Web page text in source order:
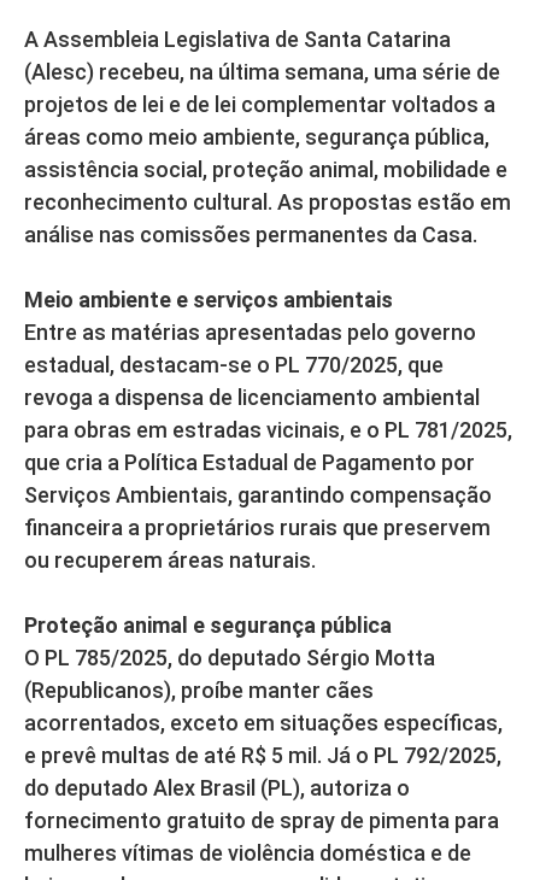
A Assembleia Legislativa de Santa Catarina
(Alesc) recebeu, na última semana, uma série de
projetos de lei e de lei complementar voltados a
áreas como meio ambiente, segurança pública,
assistência social, proteção animal, mobilidade e
reconhecimento cultural. As propostas estão em
análise nas comissões permanentes da Casa.
Meio ambiente e serviços ambientais
Entre as matérias apresentadas pelo governo
estadual, destacam-se o PL 770/2025, que
revoga a dispensa de licenciamento ambiental
para obras em estradas vicinais, e o PL 781/2025,
que cria a Política Estadual de Pagamento por
Serviços Ambientais, garantindo compensação
financeira a proprietários rurais que preservem
ou recuperem áreas naturais.
Proteção animal e segurança pública
O PL 785/2025, do deputado Sérgio Motta
(Republicanos), proíbe manter cães
acorrentados, exceto em situações específicas,
e prevê multas de até R$ 5 mil. Já o PL 792/2025,
do deputado Alex Brasil (PL), autoriza o
fornecimento gratuito de spray de pimenta para
mulheres vítimas de violência doméstica e de